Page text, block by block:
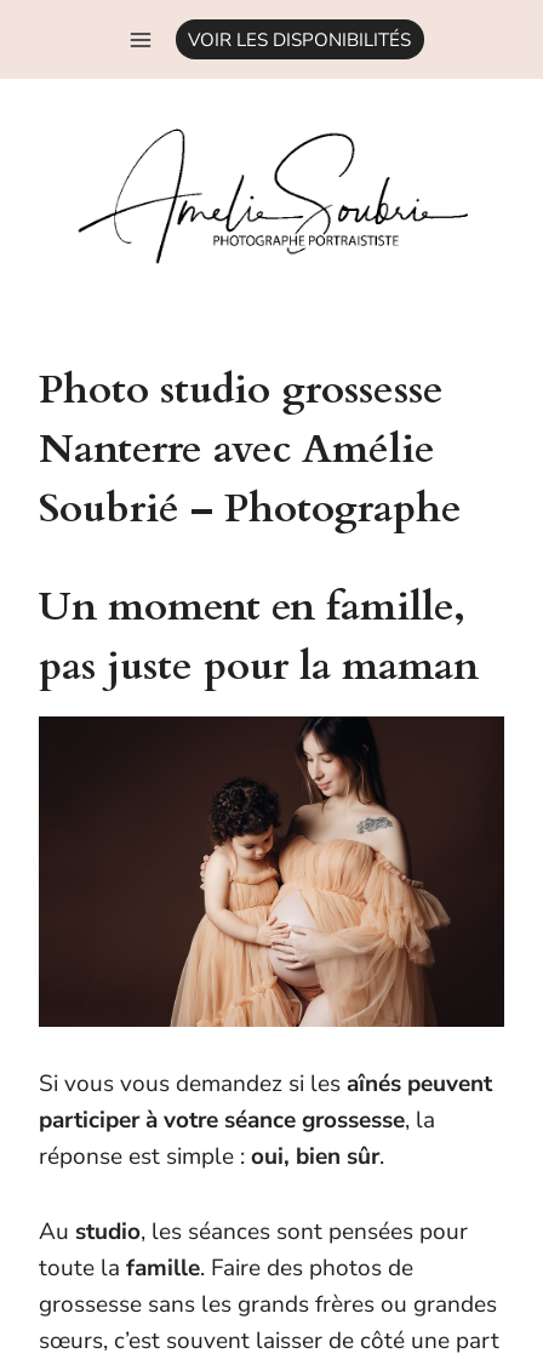
contenu
VOIR LES DISPONIBILITÉS
Photo studio grossesse
Nanterre avec Amélie
Soubrié – Photographe
Un moment en famille,
pas juste pour la maman
Si vous vous demandez si lesaînés peuvent
participer à votre séance grossesse, la
réponse est simple :oui, bien sûr.
Au studio, les séances sont pensées pour
toute la famille. Faire des photos de
grossesse sans les grands frères ou grandes
sœurs, c’est souvent laisser de côté une part